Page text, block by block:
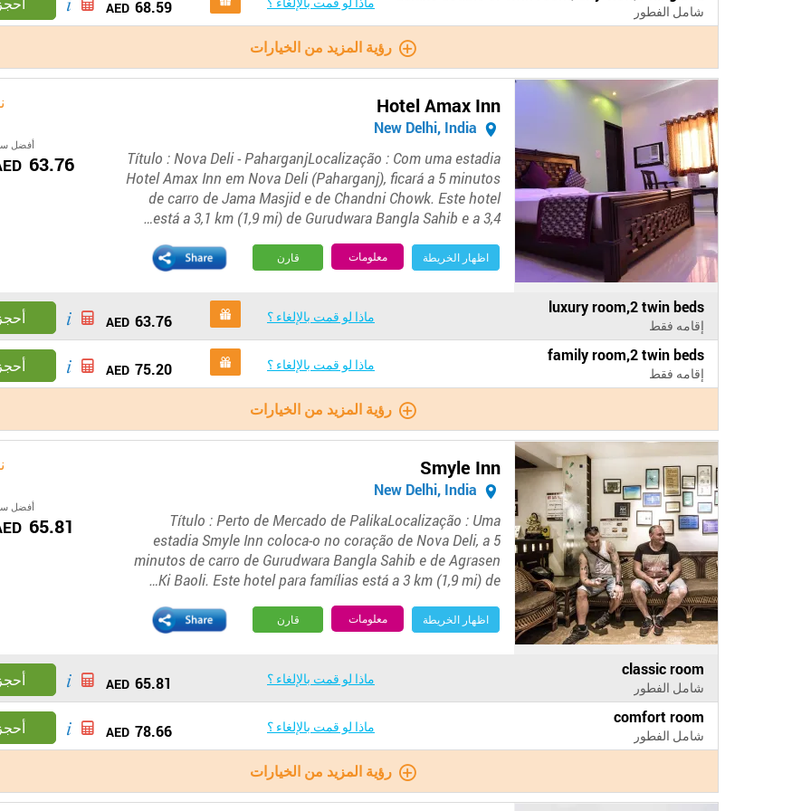
شامل الفطور 68.59
الفندق
رؤية المزيد من الخيارات
Hotel Amax Inn
Título : Nova Deli - PaharganjLocalização : Com uma estadia
Hotel Amax Inn em Nova Deli (Paharganj), ficará a 5 minutos
de carro de Jama Masjid e de Chandni Chowk. Este hotel
está a 3,1 km (1,9 mi) de Gurudwara Bangla Sahib e a 3,4…
أفضل
63.76
اظهار الخريطة معلومات قارن
luxury room,2 twin beds
إقامه فقط
ماذا لو قمت بالإلغاء ؟ 63.76 أحجز
الدفع
الفندق
family room,2 twin beds
إقامه فقط
ماذا لو قمت بالإلغاء ؟ 75.20 أحجز
الدفع
الفندق
رؤية المزيد من الخيارات
Smyle Inn
Título : Perto de Mercado de PalikaLocalização : Uma
estadia Smyle Inn coloca-o no coração de Nova Deli, a 5
minutos de carro de Gurudwara Bangla Sahib e de Agrasen
Ki Baoli. Este hotel para famílias está a 3 km (1,9 mi) de…
أفضل
65.81
اظهار الخريطة معلومات قارن
classic room
شامل الفطور
ماذا لو قمت بالإلغاء ؟ 65.81 أحجز
الدفع
الفندق
comfort room
شامل الفطور
ماذا لو قمت بالإلغاء ؟ 78.66 أحجز
الدفع
الفندق
رؤية المزيد من الخيارات